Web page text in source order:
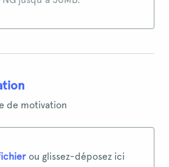
de motivation
ou glissez-déposez ici